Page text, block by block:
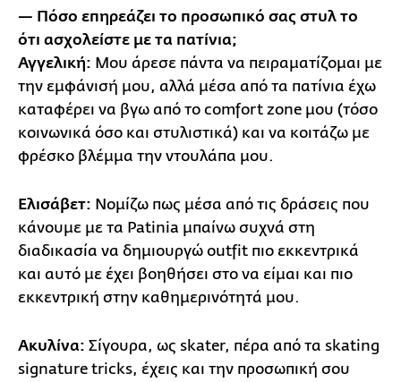
— Πόσο επηρεάζει το προσωπικό σας στυλ το
ότι ασχολείστε με τα πατίνια;
Αγγελική: Μου άρεσε πάντα να πειραματίζομαι με
την εμφάνισή μου, αλλά μέσα από τα πατίνια έχω
καταφέρει να βγω από το comfort zone μου (τόσο
κοινωνικά όσο και στυλιστικά) και να κοιτάζω με
φρέσκο βλέμμα την ντουλάπα μου.
Ελισάβετ: Νομίζω πως μέσα από τις δράσεις που
κάνουμε με τα Patinia μπαίνω συχνά στη
διαδικασία να δημιουργώ outfit πιο εκκεντρικά
και αυτό με έχει βοηθήσει στο να είμαι και πιο
εκκεντρική στην καθημερινότητά μου.
Ακυλίνα: Σίγουρα, ως skater, πέρα από τα skating
signature tricks, έχεις και την προσωπική σου